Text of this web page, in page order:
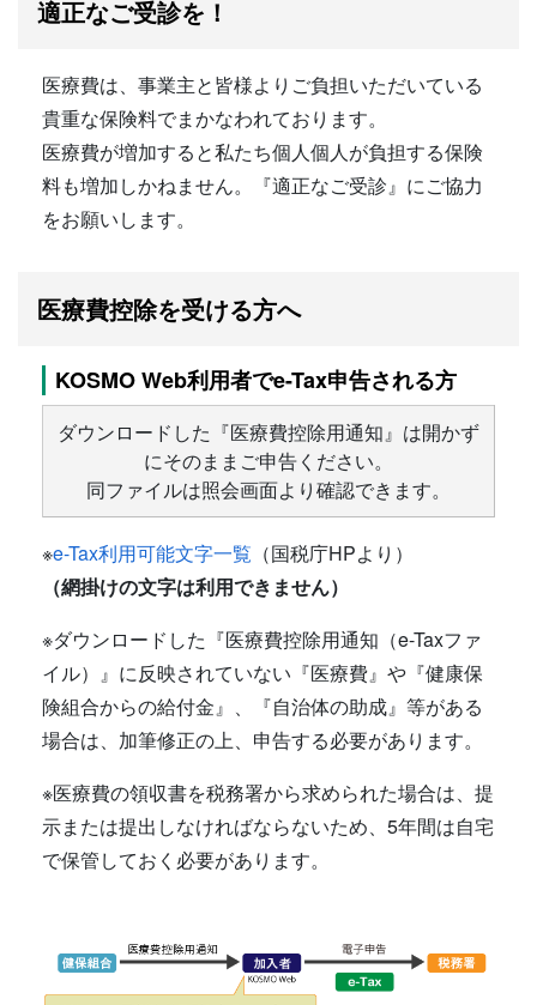
適正なご受診を！
医療費は、事業主と皆様よりご負担いただいている
貴重な保険料でまかなわれております。
医療費が増加すると私たち個人個人が負担する保険
料も増加しかねません。『適正なご受診』にご協力
をお願いします。
医療費控除を受ける方へ
KOSMO Web利用者でe-Tax申告される方
ダウンロードした『医療費控除用通知』は開かず
にそのままご申告ください。
同ファイルは照会画面より確認できます。
※e-Tax利用可能文字一覧 （国税庁HPより）
（網掛けの文字は利用できません）
※ダウンロードした『医療費控除用通知（e-Taxファ
イル）』に反映されていない『医療費』や『健康保
険組合からの給付金』、『自治体の助成』等がある
場合は、加筆修正の上、申告する必要があります。
※医療費の領収書を税務署から求められた場合は、提
示または提出しなければならないため、5年間は自宅
で保管しておく必要があります。